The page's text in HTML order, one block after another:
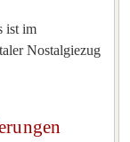
ist im
Nostalgiezug